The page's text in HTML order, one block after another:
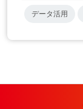
データ活用